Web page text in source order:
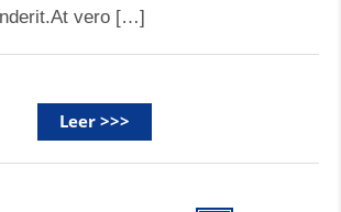
vero […]
Leer >>>